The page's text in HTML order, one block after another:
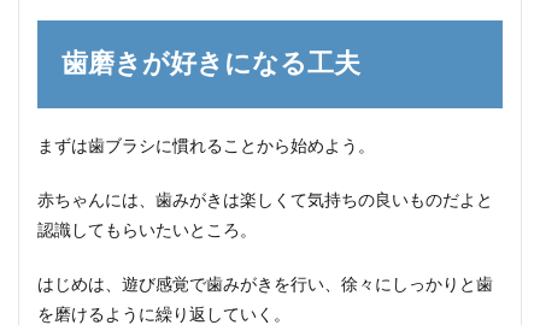
歯磨きが好きになる工夫
まずは歯ブラシに慣れることから始めよう。
赤ちゃんには、歯みがきは楽しくて気持ちの良いものだよと
認識してもらいたいところ。
はじめは、遊び感覚で歯みがきを行い、徐々にしっかりと歯
を磨けるように繰り返していく。